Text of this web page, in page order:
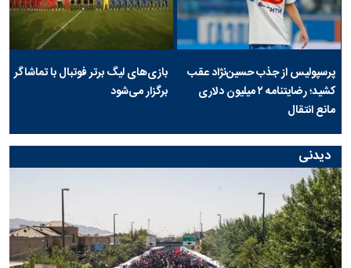
پرسپولیس از جذب حسین‌نژاد عقب
کشید؛ رضایتنامه ۲ میلیون دلاری
مانع انتقال
بازی‌های لیگ برتر فوتبال با تماشاگر
برگزار می‌شود
دیدنی